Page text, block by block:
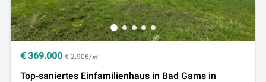
€ 369.000 € 2.906/㎡
Top-saniertes Einfamilienhaus in Bad Gams in